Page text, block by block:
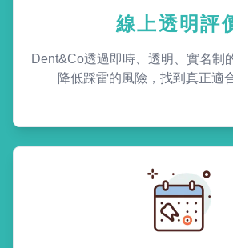
線上透明評
Dent&Co透過即時、透明、實名制
降低踩雷的風險，找到真正適